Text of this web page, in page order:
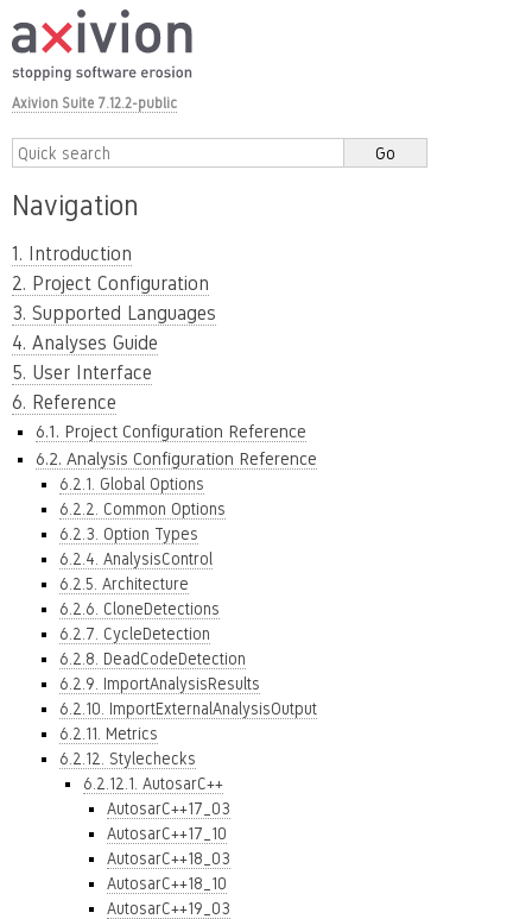
Axivion Suite 7.12.2-public
Navigation
1. Introduction
2. Project Configuration
3. Supported Languages
4. Analyses Guide
5. User Interface
6. Reference
6.1. Project Configuration Reference
6.2. Analysis Configuration Reference
6.2.1. Global Options
6.2.2. Common Options
6.2.3. Option Types
6.2.4. AnalysisControl
6.2.5. Architecture
6.2.6. CloneDetections
6.2.7. CycleDetection
6.2.8. DeadCodeDetection
6.2.9. ImportAnalysisResults
6.2.10. ImportExternalAnalysisOutput
6.2.11. Metrics
6.2.12. Stylechecks
6.2.12.1. AutosarC++
AutosarC++17_03
AutosarC++17_10
AutosarC++18_03
AutosarC++18_10
AutosarC++19_03